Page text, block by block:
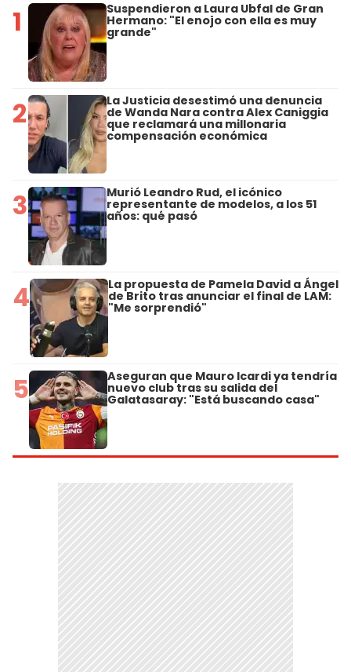
1 Suspendieron a Laura Ubfal de Gran
Hermano: "El enojo con ella es muy
grande"
2 La Justicia desestimó una denuncia
de Wanda Nara contra Alex Caniggia
que reclamará una millonaria
compensación económica
3 Murió Leandro Rud, el icónico
representante de modelos, a los 51
años: qué pasó
4 La propuesta de Pamela David a Ángel
de Brito tras anunciar el final de LAM:
"Me sorprendió"
5 Aseguran que Mauro Icardi ya tendría
nuevo club tras su salida del
Galatasaray: "Está buscando casa"